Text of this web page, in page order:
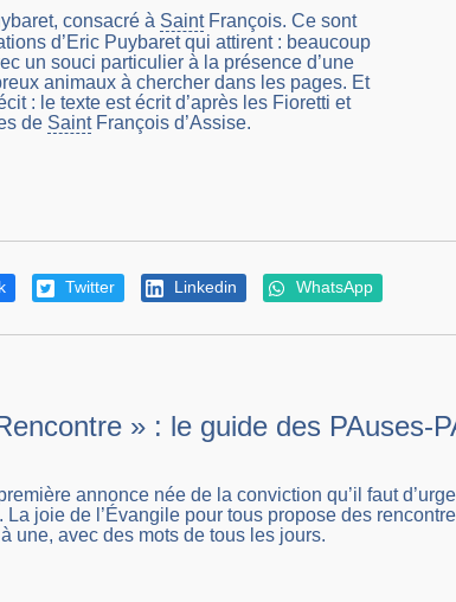
consacré à SaintFrançois. Ce sont
d’Eric Puybaret qui attirent : beaucoup
un souci particulier à la présence d’une
animaux à chercher dans les pages. Et
: le texte est écrit d’après les Fioretti et
de SaintFrançois d’Assise.
Twitter Linkedin WhatsApp
» : le guide des PAuses-
annonce née de la conviction qu’il faut
La joie de l’Évangile pour tous propose des
une, avec des mots de tous les jours.